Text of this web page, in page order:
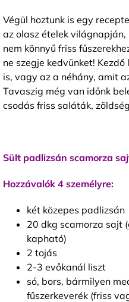
Végül hoztunk is egy
az olasz ételek világnapján,
nem könnyű friss
ne szegje kedvünket!
is, vagy az a néhány, amit
Tavaszig még van időnk
csodás friss saláták,
Sült padlizsán scamorza
Hozzávalók 4 személyre:
két közepes padlizsán
20 dkg scamorza sajt
kapható)
2 tojás
2-3 evőkanál liszt
só, bors, bármilyen
fűszerkeverék (friss